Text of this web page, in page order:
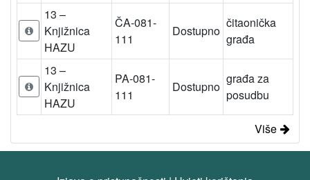
13 –
Knjižnica
HAZU
ČA-081-
111
Dostupno
čitaonička
građa
13 –
Knjižnica
HAZU
PA-081-
111
Dostupno
građa za
posudbu
Više